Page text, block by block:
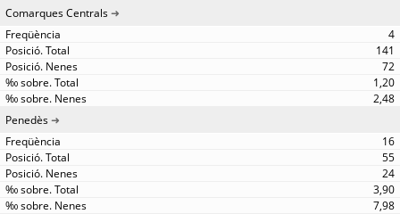
Comarques Centrals
4
141
72
1,20
2,48
Penedès
16
55
24
3,90
7,98